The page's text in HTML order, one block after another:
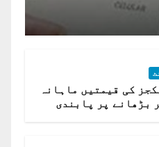
کی قیمتیں ماہانہ
بڑھانے پر پابندی